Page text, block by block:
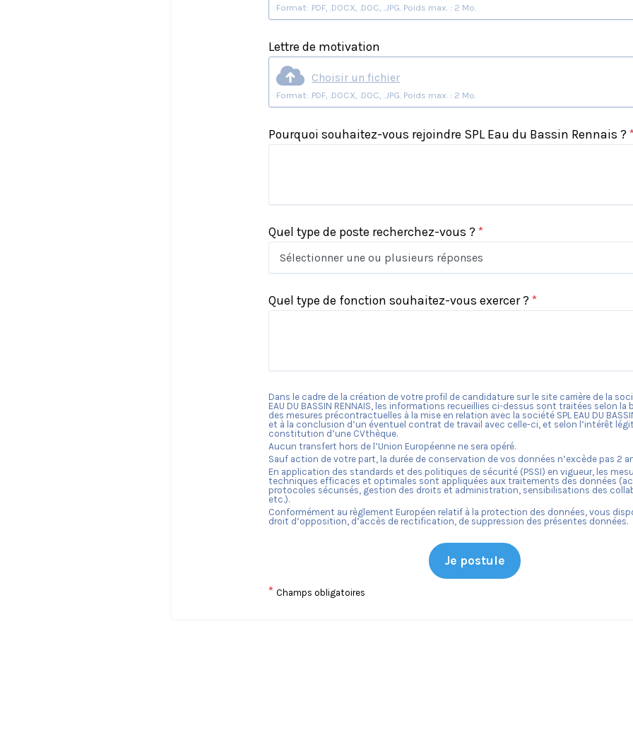
Format: .PDF, .DOCX, .DOC, .JPG. Poids max. : 2 Mo.
Lettre de motivation
Choisir un fichier
Format: .PDF, .DOCX, .DOC, .JPG. Poids max. : 2 Mo.
Pourquoi souhaitez-vous rejoindre SPL Eau du Bassin Rennais ?
Quel type de poste recherchez-vous ?*
Sélectionner une ou plusieurs réponses
Quel type de fonction souhaitez-vous exercer ?*
Dans le cadre de la création de votre profil de candidature sur le site carrière de la
EAU DU BASSIN RENNAIS, les informations recueillies ci-dessus sont traitées selon la
des mesures précontractuelles à la mise en relation avec la société SPL EAU DU
et à la conclusion d’un éventuel contrat de travail avec celle-ci, et selon l’intérêt
constitution d’une CVthèque.
Aucun transfert hors de l’Union Européenne ne sera opéré.
Sauf action de votre part, la durée de conservation de vos données n’excède pas 2
En application des standards et des politiques de sécurité (PSSI) en vigueur, les
techniques efficaces et optimales sont appliquées aux traitements des données
protocoles sécurisés, gestion des droits et administration, sensibilisations des
etc.).
Conformément au règlement Européen relatif à la protection des données, vous
droit d’opposition, d’accès de rectification, de suppression des présentes données.
Je postule
*Champs obligatoires